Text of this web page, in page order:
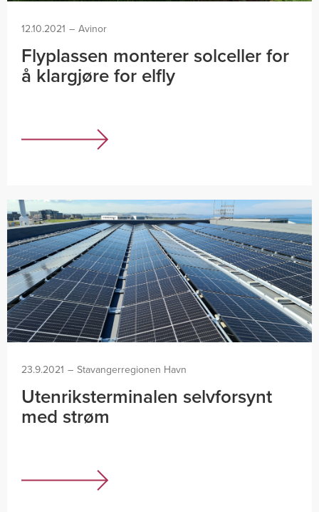
12.10.2021 – Avinor
Flyplassen monterer solceller for
å klargjøre for elfly
23.9.2021 – Stavangerregionen Havn
Utenriksterminalen selvforsynt
med strøm